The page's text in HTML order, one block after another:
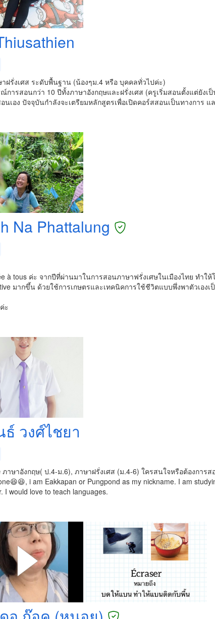
ฝรั่งเศส ระดับพื้นฐาน (น้องๆม.4 หรือ บุคคลทั่วไปค่ะ)
การสอนกว่า 10 ปีทั้งภาษาอังกฤษและฝรั่งเศส (ครูเริ่มสอนตั้งแต่ยัง
นเอง ปัจจุบันกำลังจะเตรียมหลักสูตรเพื่อเปิดคอร์สสอนเป็นทางการ
Na Phattalung
à tous ค่ะ จากปีที่ผ่านมาในการสอนภาษาฟรั่งเศษในเมืองไทย ทำใ
มากขึ้น ด้วยใช้การเกษตรและเทคนิคการใช้ชีวิตแบบพึ่งพาตัวเอง
ะ
ธ์ วงศ์ไชยา
าษาอังกฤษ( ป.4-ม.6), ภาษาฝรั่งเศส (ม.4-6) ใครสนใจหรือต้องการ
i am Eakkapan or Pungpond as my nickname. I am
I would love to teach languages.